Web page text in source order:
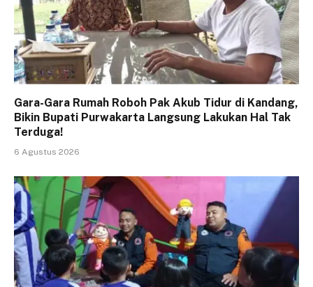
Gara-Gara Rumah Roboh Pak Akub Tidur di Kandang,
Bikin Bupati Purwakarta Langsung Lakukan Hal Tak
Terduga!
6 Agustus 2026